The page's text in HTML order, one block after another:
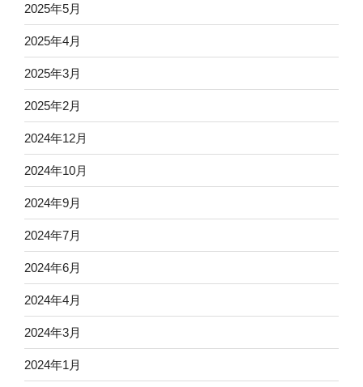
2025年5月
2025年4月
2025年3月
2025年2月
2024年12月
2024年10月
2024年9月
2024年7月
2024年6月
2024年4月
2024年3月
2024年1月